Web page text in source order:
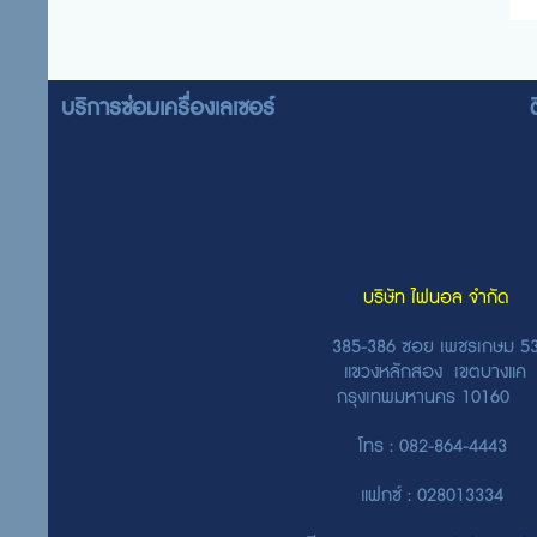
บริการซ่อมเครื่องเลเซอร์
บริษัท ไฟนอล จำกัด
385-386 ซอย เพชรเกษม
แขวงหลักสอง เขตบางแค
กรุงเทพมหานคร 10160
โทร : 082-864-4443
แฟกซ์ : 028013334